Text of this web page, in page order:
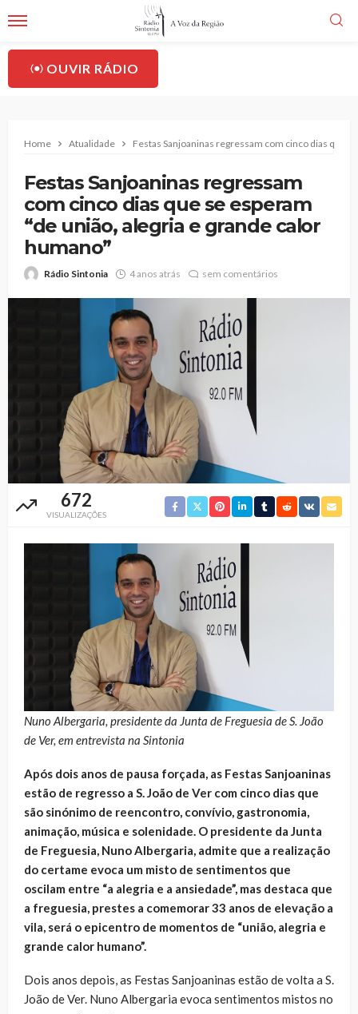
OUVIR RÁDIO
Home Atualidade Festas Sanjoaninas regressam com cinco dias que
Festas Sanjoaninas regressam
com cinco dias que se esperam
“de união, alegria e grande calor
humano”
Rádio Sintonia 4 anos atrás sem comentários
672
VISUALIZAÇÕES
Nuno Albergaria, presidente da Junta de Freguesia de S. João
de Ver, em entrevista na Sintonia
Após dois anos de pausa forçada, as Festas Sanjoaninas
estão de regresso a S. João de Ver com cinco dias que
são sinónimo de reencontro, convívio, gastronomia,
animação, música e solenidade. O presidente da Junta
de Freguesia, Nuno Albergaria, admite que a realização
do certame evoca um misto de sentimentos que
oscilam entre “a alegria e a ansiedade”, mas destaca que
a freguesia, prestes a comemorar 33 anos de elevação a
vila, será o epicentro de momentos de “união, alegria e
grande calor humano”.
Dois anos depois, as Festas Sanjoaninas estão de volta a S.
João de Ver. Nuno Albergaria evoca sentimentos mistos no